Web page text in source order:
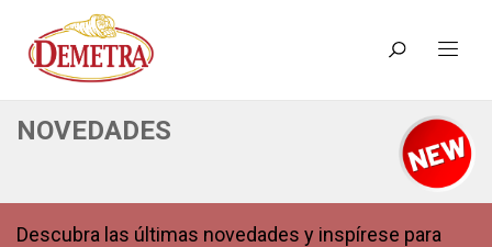
NOVEDADES
Descubra las últimas novedades y inspírese para